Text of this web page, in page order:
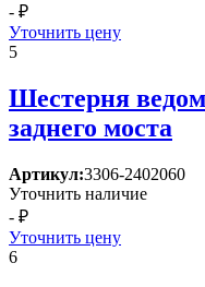
- ₽
Уточнить цену
5
Шестерня
заднего моста
Артикул:3306-2402060
Уточнить наличие
- ₽
Уточнить цену
6